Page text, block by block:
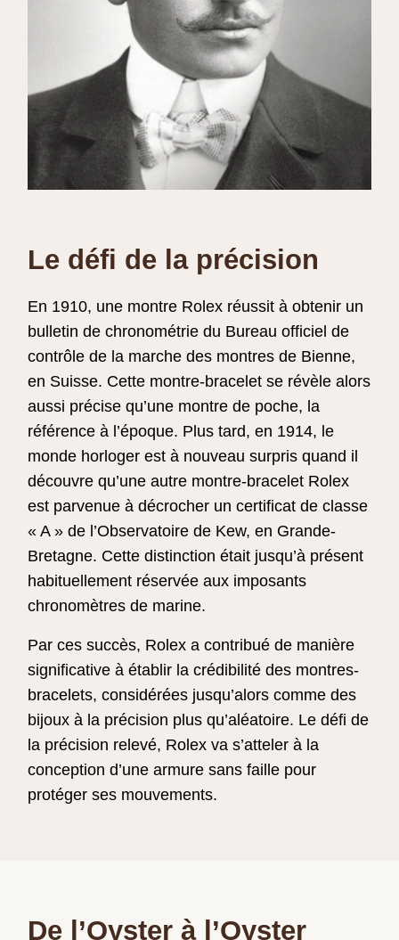
Le défi de la précision
En 1910, une montre Rolex réussit à obtenir un
bulletin de chronométrie du Bureau officiel de
contrôle de la marche des montres de Bienne,
en Suisse. Cette montre-bracelet se révèle alors
aussi précise qu’une montre de poche, la
référence à l’époque. Plus tard, en 1914, le
monde horloger est à nouveau surpris quand il
découvre qu’une autre montre-bracelet Rolex
est parvenue à décrocher un certificat de classe
« A » de l’Observatoire de Kew, en Grande-
Bretagne. Cette distinction était jusqu’à présent
habituellement réservée aux imposants
chronomètres de marine.
Par ces succès, Rolex a contribué de manière
significative à établir la crédibilité des montres-
bracelets, considérées jusqu’alors comme des
bijoux à la précision plus qu’aléatoire. Le défi de
la précision relevé, Rolex va s’atteler à la
conception d’une armure sans faille pour
protéger ses mouvements.
De l’Oyster à l’Oyster